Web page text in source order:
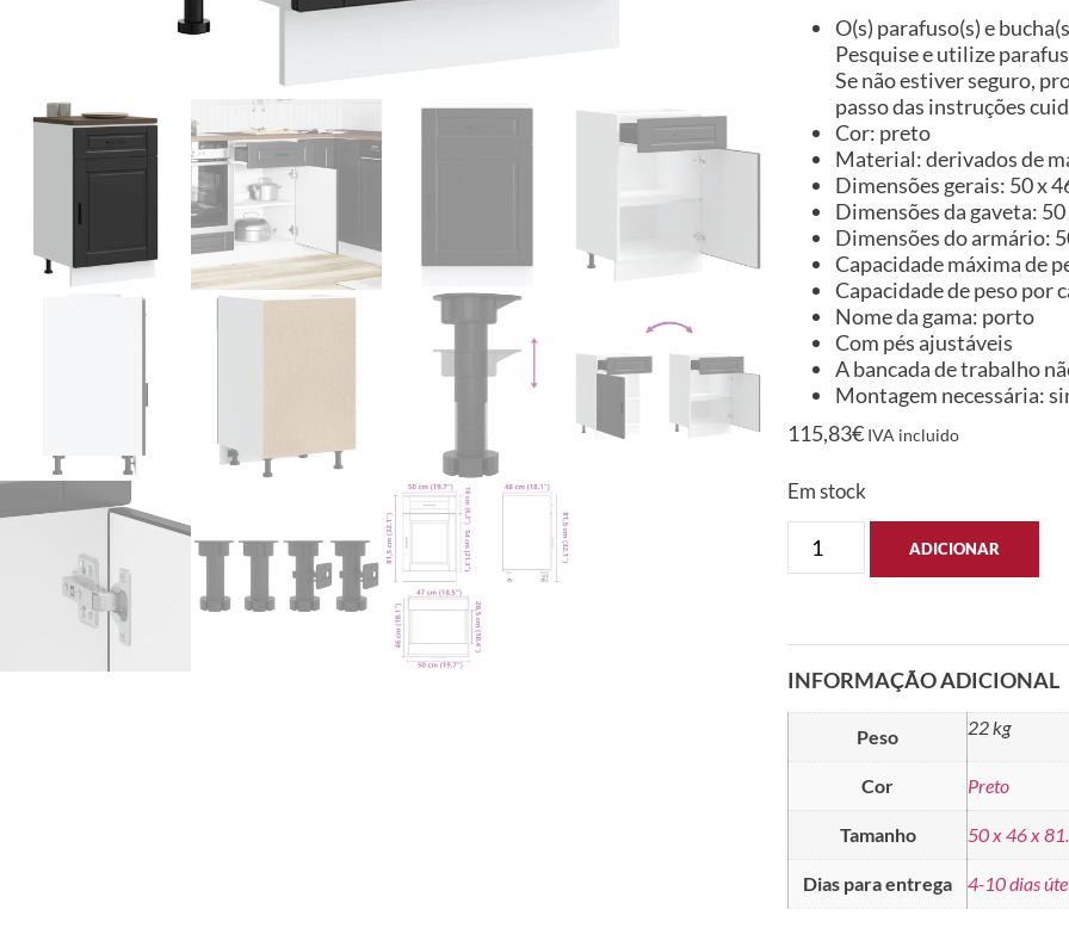
O(s) parafuso(s) e
Pesquise e utilize
Se não estiver seguro,
passo das instruções
Cor: preto
Material: derivados de
Dimensões gerais: 50 x
Dimensões da gaveta: 50
Dimensões do armário:
Capacidade máxima de
Capacidade de peso por
Nome da gama: porto
Com pés ajustáveis
A bancada de trabalho
Montagem necessária:
115,83€ IVA incluido
Em stock
ADICIONAR
INFORMAÇÃO ADICIONAL
Peso 22 kg
Cor Preto
Tamanho 50 x 46 x
Dias para entrega 4-10 dias